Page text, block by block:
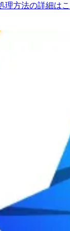
理方法の詳細は